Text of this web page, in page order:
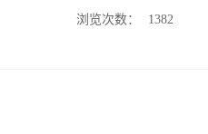
浏览次数：
1382